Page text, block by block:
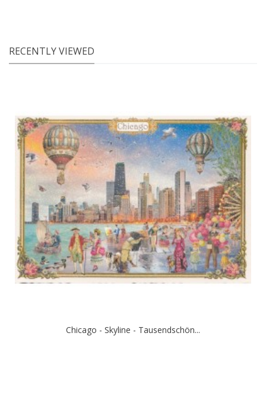
RECENTLY VIEWED
Chicago - Skyline - Tausendschön...